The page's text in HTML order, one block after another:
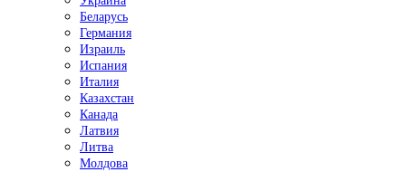
Беларусь
Германия
Израиль
Испания
Италия
Казахстан
Канада
Латвия
Литва
Молдова